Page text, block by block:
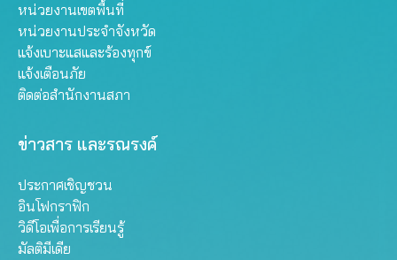
หน่วยงานเขตพื้นที่
หน่วยงานประจำจังหวัด
แจ้งเบาะแสและร้องทุกข์
แจ้งเตือนภัย
ติดต่อสำนักงานสภา
ข่าวสาร และรณรงค์
ประกาศเชิญชวน
อินโฟกราฟิก
วิดีโอเพื่อการเรียนรู้
มัลติมีเดีย